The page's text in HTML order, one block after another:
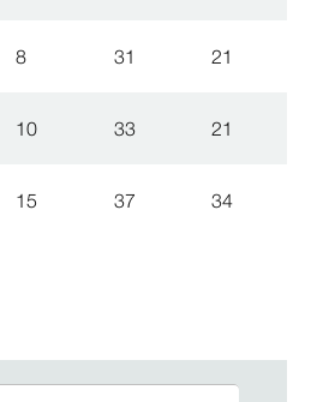
8 31 21
10 33 21
15 37 34